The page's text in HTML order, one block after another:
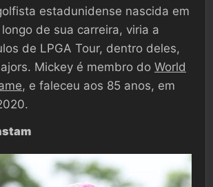
estadunidense nascida em
de sua carreira, viria a
de LPGA Tour, dentro deles,
Mickey é membro do World
, e faleceu aos 85 anos, em